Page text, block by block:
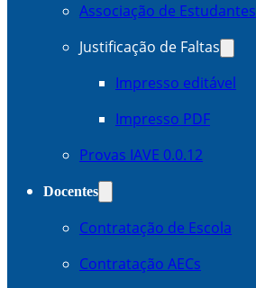
Associação de Estudantes
Justificação de Faltas
Impresso editável
Impresso PDF
Provas IAVE 0.0.12
Docentes
Contratação de Escola
Contratação AECs